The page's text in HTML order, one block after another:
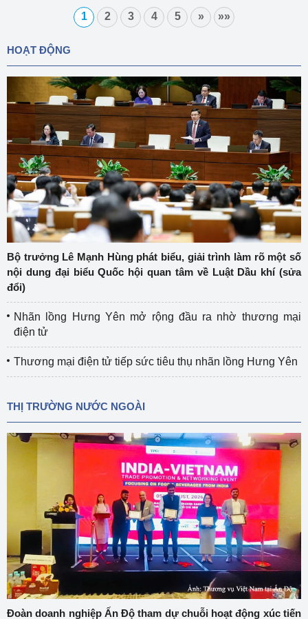
1 2 3 4 5 » »»
HOẠT ĐỘNG
Bộ trưởng Lê Mạnh Hùng phát biểu, giải trình làm rõ một số
nội dung đại biểu Quốc hội quan tâm về Luật Dầu khí (sửa
đổi)
Nhãn lồng Hưng Yên mở rộng đầu ra nhờ thương mại
điện tử
Thương mại điện tử tiếp sức tiêu thụ nhãn lồng Hưng Yên
THỊ TRƯỜNG NƯỚC NGOÀI
Đoàn doanh nghiệp Ấn Độ tham dự chuỗi hoạt động xúc tiến